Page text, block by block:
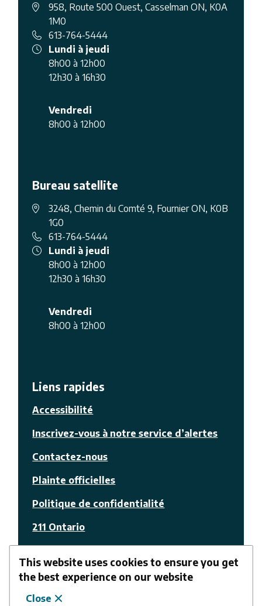
This website uses cookies to ensure you get
the best experience on our website
Close
958, Route 500 Ouest, Casselman ON, K0A
1M0
613-764-5444
Lundi à jeudi
8h00 à 12h00
12h30 à 16h30
Vendredi
8h00 à 12h00
Bureau satellite
3248, Chemin du Comté 9, Fournier ON, K0B
1G0
613-764-5444
Lundi à jeudi
8h00 à 12h00
12h30 à 16h30
Vendredi
8h00 à 12h00
Liens rapides
Accessibilité
Inscrivez-vous à notre service d’alertes
Contactez-nous
Plainte officielles
Politique de confidentialité
211 Ontario
Suivez-nous